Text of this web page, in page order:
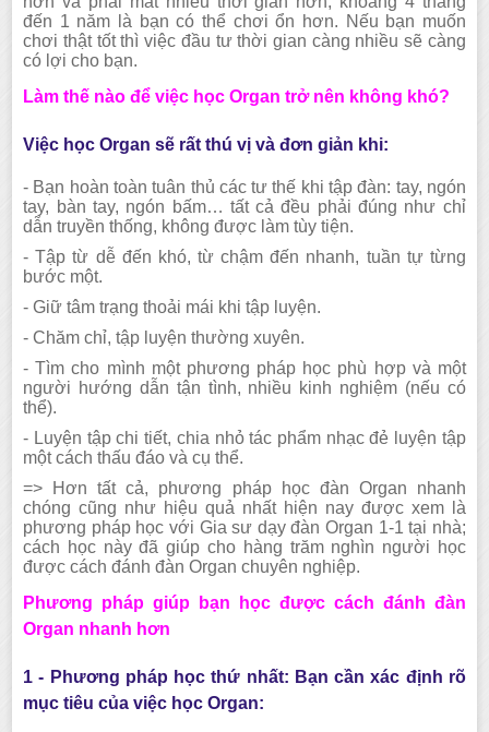
đến 1 năm là bạn có thể chơi ổn hơn. Nếu bạn muốn
chơi thật tốt thì việc đầu tư thời gian càng nhiều sẽ càng
có lợi cho bạn.
Làm thế nào để việc học Organ trở nên không khó?
Việc học Organ sẽ rất thú vị và đơn giản khi:
- Bạn hoàn toàn tuân thủ các tư thế khi tập đàn: tay, ngón
tay, bàn tay, ngón bấm… tất cả đều phải đúng như chỉ
dẫn truyền thống, không được làm tùy tiện.
- Tập từ dễ đến khó, từ chậm đến nhanh, tuần tự từng
bước một.
- Giữ tâm trạng thoải mái khi tập luyện.
- Chăm chỉ, tập luyện thường xuyên.
- Tìm cho mình một phương pháp học phù hợp và một
người hướng dẫn tận tình, nhiều kinh nghiệm (nếu có
thể).
- Luyện tập chi tiết, chia nhỏ tác phẩm nhạc đẻ luyện tập
một cách thấu đáo và cụ thể.
=> Hơn tất cả, phương pháp học đàn Organ nhanh
chóng cũng như hiệu quả nhất hiện nay được xem là
phương pháp học với Gia sư dạy đàn Organ 1-1 tại nhà;
cách học này đã giúp cho hàng trăm nghìn người học
được cách đánh đàn Organ chuyên nghiệp.
Phương pháp giúp bạn học được cách đánh đàn
Organ nhanh hơn
1 - Phương pháp học thứ nhất: Bạn cần xác định rõ
mục tiêu của việc học Organ: